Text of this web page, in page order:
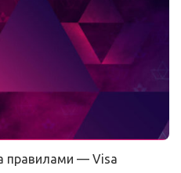
правилами — Visa